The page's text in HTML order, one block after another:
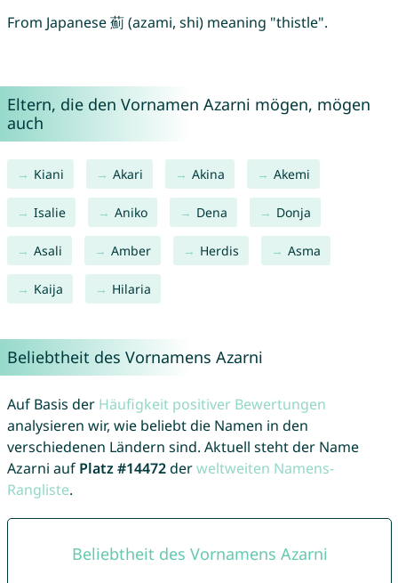
From Japanese 薊 (azami, shi) meaning "thistle".
Eltern, die den Vornamen Azarni mögen, mögen
auch
Kiani Akari Akina Akemi
Isalie Aniko Dena Donja
Asali Amber Herdis Asma
Kaija Hilaria
Beliebtheit des Vornamens Azarni
Auf Basis der Häufigkeit positiver Bewertungen
analysieren wir, wie beliebt die Namen in den
verschiedenen Ländern sind. Aktuell steht der Name
Azarni auf Platz #14472derweltweiten Namens-
Rangliste.